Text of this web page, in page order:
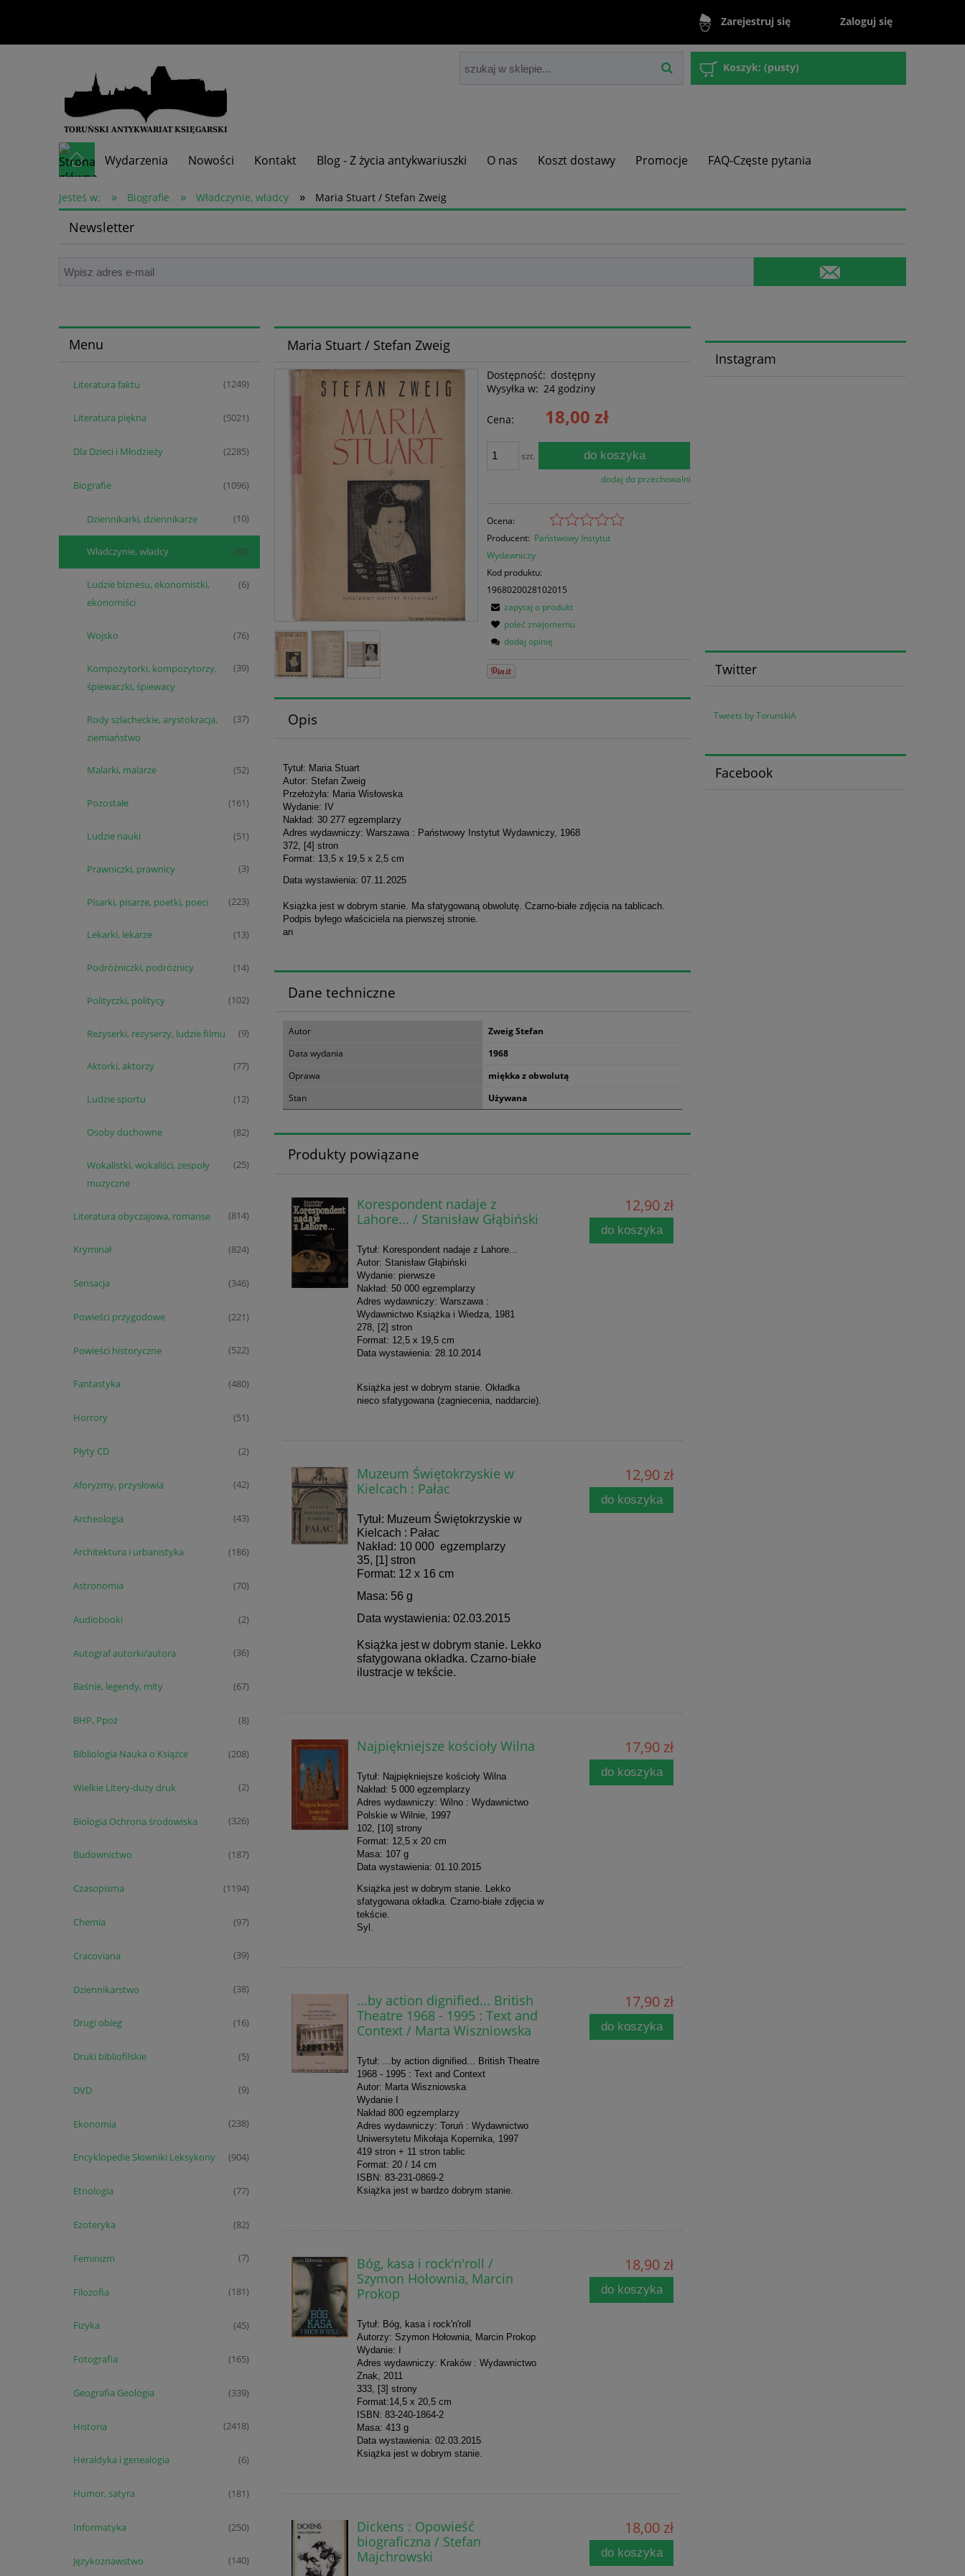
Zarejestruj się Zaloguj się
Koszyk: (pusty)
Wydarzenia Nowości Kontakt Blog - Z życia antykwariuszki O nas Koszt dostawy Promocje FAQ-Częste pytania
Skup książek
Jesteś w: » Biografie » Władczynie, władcy » Maria Stuart / Stefan Zweig
Newsletter
Menu
Literatura faktu (1249)
Literatura piękna (5021)
Dla Dzieci i Młodzieży (2285)
Biografie (1096)
Dziennikarki, dziennikarze (10)
Władczynie, władcy (88)
Ludzie biznesu, ekonomistki,
ekonomiści
(6)
Wojsko (76)
Kompozytorki, kompozytorzy,
śpiewaczki, śpiewacy
(39)
Rody szlacheckie, arystokracja,
ziemiaństwo
(37)
Malarki, malarze (52)
Pozostałe (161)
Ludzie nauki (51)
Prawniczki, prawnicy (3)
Pisarki, pisarze, poetki, poeci (223)
Lekarki, lekarze (13)
Podróżniczki, podróżnicy (14)
Polityczki, politycy (102)
Reżyserki, reżyserzy, ludzie filmu (9)
Aktorki, aktorzy (77)
Ludzie sportu (12)
Osoby duchowne (82)
Wokalistki, wokaliści, zespoły
muzyczne
(25)
Literatura obyczajowa, romanse (814)
Kryminał (824)
Sensacja (346)
Powieści przygodowe (221)
Powieści historyczne (522)
Fantastyka (480)
Horrory (51)
Płyty CD (2)
Aforyzmy, przysłowia (42)
Archeologia (43)
Architektura i urbanistyka (186)
Astronomia (70)
Audiobooki (2)
Autograf autorki/autora (36)
Baśnie, legendy, mity (67)
BHP, Ppoż (8)
Bibliologia Nauka o Książce (208)
Wielkie Litery-duży druk (2)
Biologia Ochrona środowiska (326)
Budownictwo (187)
Czasopisma (1194)
Chemia (97)
Cracoviana (39)
Dziennikarstwo (38)
Drugi obieg (16)
Druki bibliofilskie (5)
DVD (9)
Ekonomia (238)
Encyklopedie Słowniki Leksykony (904)
Etnologia (77)
Ezoteryka (82)
Feminizm (7)
Filozofia (181)
Fizyka (45)
Fotografia (165)
Geografia Geologia (339)
Historia (2418)
Heraldyka i genealogia (6)
Humor, satyra (181)
Informatyka (250)
Językoznawstwo (140)
Maria Stuart / Stefan Zweig
Dostępność: dostępny
Wysyłka w: 24 godziny
Cena: 18,00 zł
szt. do koszyka
dodaj do przechowalni
Ocena:
Producent: Państwowy Instytut
Wydawniczy
Kod produktu:
1968020028102015
zapytaj o produkt
poleć znajomemu
dodaj opinię
Opis
Tytuł: Maria Stuart
Autor: Stefan Zweig
Przełożyła: Maria Wisłowska
Wydanie: IV
Nakład: 30 277 egzemplarzy
Adres wydawniczy: Warszawa : Państwowy Instytut Wydawniczy, 1968
372, [4] stron
Format: 13,5 x 19,5 x 2,5 cm
Data wystawienia: 07.11.2025
Książka jest w dobrym stanie. Ma sfatygowaną obwolutę. Czarno-białe zdjęcia na tablicach.
Podpis byłego właściciela na pierwszej stronie.
an
Dane techniczne
Autor
Zweig Stefan
Data wydania
1968
Oprawa
miękka z obwolutą
Stan
Używana
Produkty powiązane
Korespondent nadaje z
Lahore... / Stanisław Głąbiński
Tytuł: Korespondent nadaje z Lahore...
Autor: Stanisław Głąbiński
Wydanie: pierwsze
Nakład: 50 000 egzemplarzy
Adres wydawniczy: Warszawa :
Wydawnictwo Książka i Wiedza, 1981
278, [2] stron
Format: 12,5 x 19,5 cm
Data wystawienia: 28.10.2014
Książka jest w dobrym stanie. Okładka
nieco sfatygowana (zagniecenia, naddarcie).
12,90 zł
do koszyka
Muzeum Świętokrzyskie w
Kielcach : Pałac
Tytuł: Muzeum Świętokrzyskie w
Kielcach : Pałac
Nakład: 10 000 egzemplarzy
35, [1] stron
Format: 12 x 16 cm
Masa: 56 g
Data wystawienia: 02.03.2015
Książka jest w dobrym stanie. Lekko
sfatygowana okładka. Czarno-białe
ilustracje w tekście.
12,90 zł
do koszyka
Najpiękniejsze kościoły Wilna
Tytuł: Najpiękniejsze kościoły Wilna
Nakład: 5 000 egzemplarzy
Adres wydawniczy: Wilno : Wydawnictwo
Polskie w Wilnie, 1997
102, [10] strony
Format: 12,5 x 20 cm
Masa: 107 g
Data wystawienia: 01.10.2015
Książka jest w dobrym stanie. Lekko
sfatygowana okładka. Czarno-białe zdjęcia w
tekście.
Syl.
17,90 zł
do koszyka
...by action dignified... British
Theatre 1968 - 1995 : Text and
Context / Marta Wiszniowska
Tytuł: ...by action dignified... British Theatre
1968 - 1995 : Text and Context
Autor: Marta Wiszniowska
Wydanie I
Nakład 800 egzemplarzy
Adres wydawniczy: Toruń : Wydawnictwo
Uniwersytetu Mikołaja Kopernika, 1997
419 stron + 11 stron tablic
Format: 20 / 14 cm
ISBN: 83-231-0869-2
Książka jest w bardzo dobrym stanie.
17,90 zł
do koszyka
Bóg, kasa i rock'n'roll /
Szymon Hołownia, Marcin
Prokop
Tytuł: Bóg, kasa i rock'n'roll
Autorzy: Szymon Hołownia, Marcin Prokop
Wydanie: I
Adres wydawniczy: Kraków : Wydawnictwo
Znak, 2011
333, [3] strony
Format:14,5 x 20,5 cm
ISBN: 83-240-1864-2
Masa: 413 g
Data wystawienia: 02.03.2015
Książka jest w dobrym stanie.
18,90 zł
do koszyka
Dickens : Opowieść
biograficzna / Stefan
Majchrowski
18,00 zł
do koszyka
Instagram
Twitter
Tweets by TorunskiA
Facebook